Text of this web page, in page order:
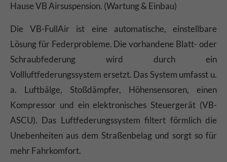
Hause VB Airsuspension. (Wartung & Einbau)
Die VB-FullAir ist eine automatische, einstellbare
Lösung für Federprobleme. Die vorhandene Blatt- oder
Schraubfederung wird durch ein
Vollluftfederungssystem ersetzt. Das System umfasst u.
a. Luftbälge, Stoßdämpfer, Höhensensoren, einen
Kompressor und ein elektronisches Steuergerät (VB-
ASCU). Das Luftfederungssystem filtert förmlich die
Unebenheiten aus dem Straßenbelag und sorgt so für
mehr Fahrkomfort.